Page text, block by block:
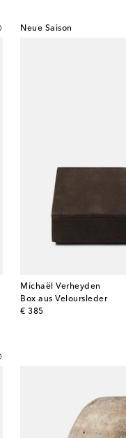
Neue Saison
Michaël Verheyden
Box aus Veloursleder
€ 385
original price